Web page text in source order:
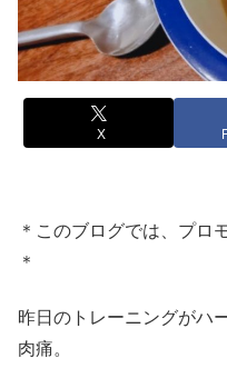
X
＊このブログでは、プロ
＊
昨日のトレーニングがハ
肉痛。